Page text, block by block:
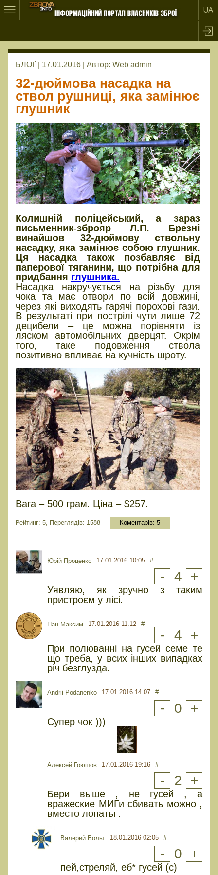
БЛОҐ | 17.01.2016 | Автор: Web admin
32-дюймова насадка на
ствол рушниці, яка замінює
глушник
Колишній поліцейський, а зараз
письменник-зброяр Л.П. Брезні
винайшов 32-дюймову ствольну
насадку, яка замінює собою глушник.
Ця насадка також позбавляє від
паперової тяганини, що потрібна для
придбання глушника.
Насадка накручується на різьбу для
чока та має отвори по всій довжині,
через які виходять гарячі порохові гази.
В результаті при пострілі чути лише 72
децибели – це можна порівняти із
ляском автомобільних дверцят. Окрім
того, таке подовження ствола
позитивно впливає на кучність шроту.
Вага – 500 грам. Ціна – $257.
Рейтинг: 5, Переглядів: 1588 Коментарів: 5
Юрiй Проценко 17.01.2016 10:05 #
- 4 +
Уявляю, як зручно з таким
пристроєм у лісі.
Пан Максим 17.01.2016 11:12 #
- 4 +
При полюванні на гусей семе те
що треба, у всих інших випадках
річ безглузда.
Andrii Podanenko 17.01.2016 14:07 #
- 0 +
Супер чок )))
Алексей Гоюшов 17.01.2016 19:16 #
- 2 +
Бери выше , не гусей , а
вражеские МИГи сбивать можно ,
вместо лопаты .
Валерий Вольт 18.01.2016 02:05 #
- 0 +
пей,стреляй, еб* гусей (с)